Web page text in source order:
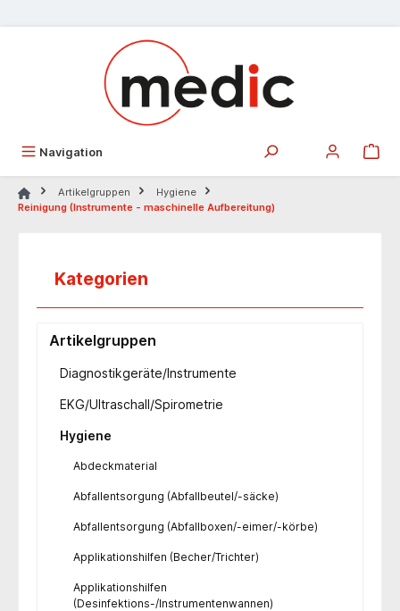
Navigation
Artikelgruppen
Hygiene
Reinigung (Instrumente - maschinelle Aufbereitung)
Kategorien
Artikelgruppen
Diagnostikgeräte/Instrumente
EKG/Ultraschall/Spirometrie
Hygiene
Abdeckmaterial
Abfallentsorgung (Abfallbeutel/-säcke)
Abfallentsorgung (Abfallboxen/-eimer/-körbe)
Applikationshilfen (Becher/Trichter)
Applikationshilfen
(Desinfektions-/Instrumentenwannen)